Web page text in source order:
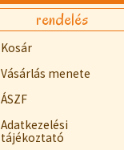
rendelés
Kosár
Vásárlás menete
ÁSZF
Adatkezelési
tájékoztató